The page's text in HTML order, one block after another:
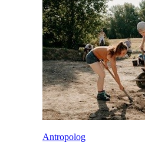
Antropolog